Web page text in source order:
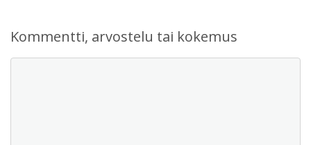
Kommentti, arvostelu tai kokemus